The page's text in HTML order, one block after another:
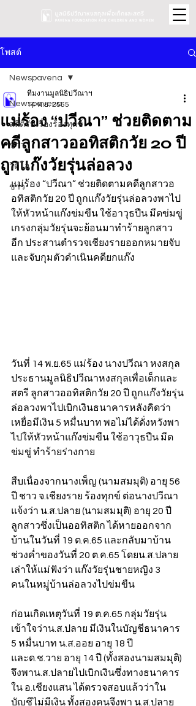
โพสต์
Newspavena
สถิติรับเรื่องร้องทุกข์
ข่าว
วิดีโอ
ข่าว
Newspavena
แม่ร้อง “ปวีณา” ช่วยติดตาม
คดีลูกสาวออทิสติกวัย 20 ปี
ถูกแก๊งวัยรุ่นล่อลวง
ทีมงานมูลนิธิปวีณาฯ
14 พ.ย. 2565
แม่ร้อง “ปวีณา” ช่วยติดตามคดีลูกสาวอ
อทิสติกวัย 20 ปี ถูกแก๊งวัยรุ่นล่อลวงพาไป
ให้หัวหน้าแก๊งข่มขืน ใช้อาวุธปืน มีดข่มขู่
เกรงกลุ่มวัยรุ่นจะย้อนมาทำร้ายลูกสาว
อีก ประสานตำรวจเชียงรายออกหมายจับ
และจับกุมตัวดำเนินคดียกแก๊ง
วันที่ 14 พ.ย.65 แม่ร้อง นางปวีณา หงสกุล
ประธานมูลนิธิปวีณาหงสกุลเพื่อเด็กและ
สตรี ลูกสาวออทิสติกวัย 20 ปี ถูกแก๊งวัยรุ่น
ล่อลวงพาไปเบิกเงินธนาคารหลังคิดว่า
เหยื่อมีเงิน 5 หมื่นบาท พอไม่ได้ดั่งหวังพา
ไปให้หัวหน้าแก๊งข่มขืน ใช้อาวุธปืน มีด
ข่มขู่ ทำร้ายร่างกาย
สืบเนื่องจากนางเพ็ญ (นามสมมุติ) อายุ 56
ปี ชาว จ.เชียงราย ร้องทุกข์ ต่อนางปวีณา
แจ้งว่า น.ส.ปลาย (นามสมมุติ) อายุ 20 ปี
ลูกสาวซึ่งเป็นออทิสติก ได้หายออกจาก
บ้านในวันที่ 19 ต.ค.65 และกลับมาบ้าน
ช่วงค่ำของวันที่ 20 ต.ค.65 โดยน.ส.ปลาย
เล่าให้แม่ฟังว่า แก๊งวัยรุ่นชายหญิง 3
คนในหมู่บ้านล่อลวงไปข่มขืน
ก่อนเกิดเหตุวันที่ 19 ต.ค.65 กลุ่มวัยรุ่น
เข้าใจว่าน.ส.ปลาย มีเงินในบัญชีธนาคาร
5 หมื่นบาท น.ส.ออย อายุ 18 ปี
และด.ช.วาย อายุ 14 ปี (ทั้งสองนามสมมุติ)
จึงพาน.ส.ปลายไปเบิกเงินซึ่งทางธนาคาร
ใน อ.เชียงแสน ได้ตรวจสอบแล้วว่าใน
บัญชีไม่มีเงิน ทั้งสองคนจึงพา น.ส.ปลาย